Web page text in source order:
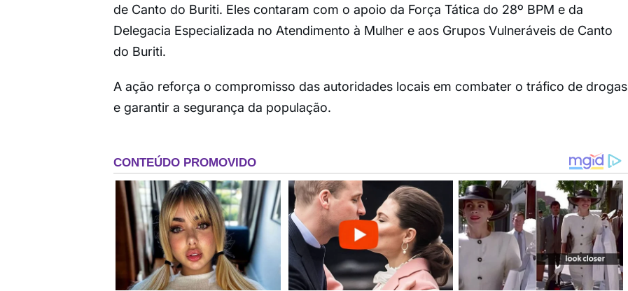
de Canto do Buriti. Eles contaram com o apoio da Força Tática do 28º BPM e da
Delegacia Especializada no Atendimento à Mulher e aos Grupos Vulneráveis de Canto
do Buriti.
A ação reforça o compromisso das autoridades locais em combater o tráfico de drogas
e garantir a segurança da população.